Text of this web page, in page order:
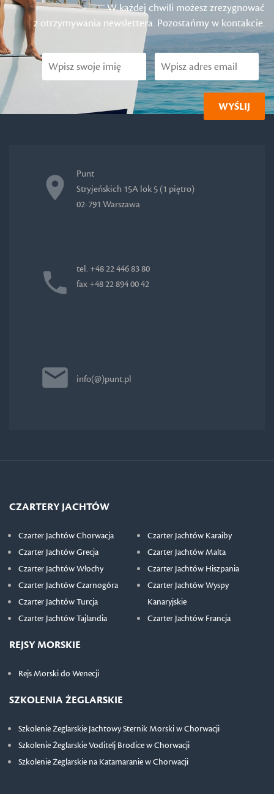
W każdej chwili możesz zrezygnować
z otrzymywania newslettera. Pozostańmy w kontakcie.
Punt
Stryjeńskich 15A lok 5 (1 piętro)
02-791 Warszawa
tel. +48 22 446 83 80
fax +48 22 894 00 42
info(@)punt.pl
CZARTERY JACHTÓW
Czarter Jachtów Chorwacja
Czarter Jachtów Grecja
Czarter Jachtów Włochy
Czarter Jachtów Czarnogóra
Czarter Jachtów Turcja
Czarter Jachtów Tajlandia
Czarter Jachtów Karaiby
Czarter Jachtów Malta
Czarter Jachtów Hiszpania
Czarter Jachtów Wyspy
Kanaryjskie
Czarter Jachtów Francja
REJSY MORSKIE
Rejs Morski do Wenecji
SZKOLENIA ŻEGLARSKIE
Szkolenie Żeglarskie Jachtowy Sternik Morski w Chorwacji
Szkolenie Żeglarskie Voditelj Brodice w Chorwacji
Szkolenie Żeglarskie na Katamaranie w Chorwacji